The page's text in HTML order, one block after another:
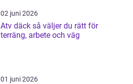
02 juni 2026
Atv däck så väljer du rätt för
terräng, arbete och väg
01 juni 2026